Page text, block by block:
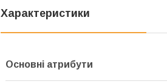
Характеристики
Основні атрибути